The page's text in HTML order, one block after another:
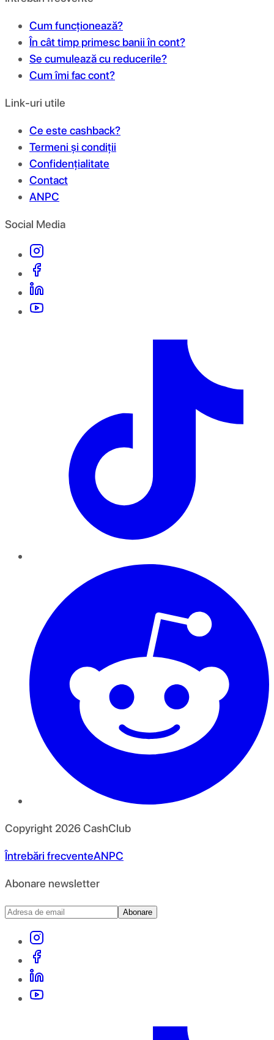
Cum funcționează?
În cât timp primesc banii în cont?
Se cumulează cu reducerile?
Cum îmi fac cont?
Link-uri utile
Ce este cashback?
Termeni și condiții
Confidențialitate
Contact
ANPC
Social Media
Copyright 2026CashClub
Întrebări frecventeANPC
Abonare newsletter
Abonare